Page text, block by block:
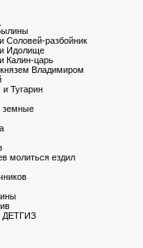
Соловей-разбойник
Идолище
Калин-царь
Владимиром
Тугарин
земные
молиться ездил
ДЕТГИЗ